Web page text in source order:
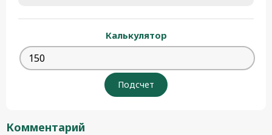
Калькулятор
Комментарий